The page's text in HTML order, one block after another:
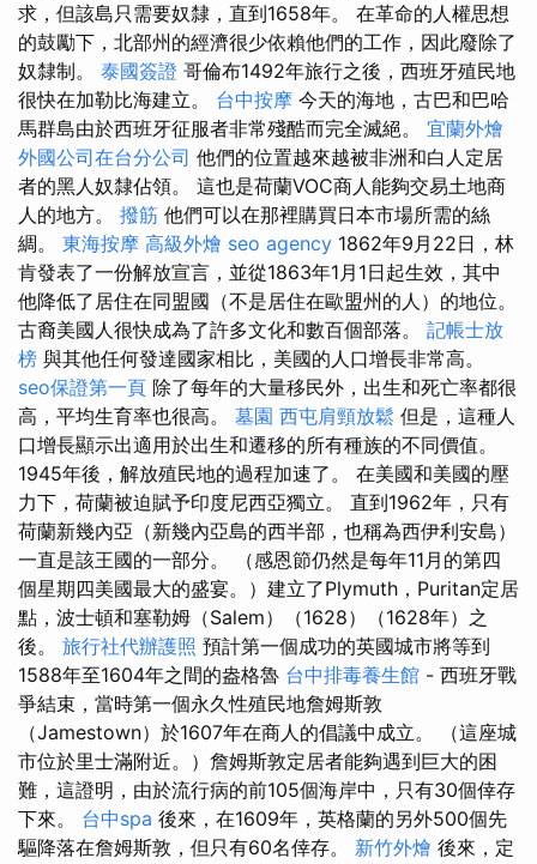
求，但該島只需要奴隸，直到1658年。 在革命的人權思想
的鼓勵下，北部州的經濟很少依賴他們的工作，因此廢除了
奴隸制。 泰國簽證 哥倫布1492年旅行之後，西班牙殖民地
很快在加勒比海建立。 台中按摩 今天的海地，古巴和巴哈
馬群島由於西班牙征服者非常殘酷而完全滅絕。 宜蘭外燴
外國公司在台分公司 他們的位置越來越被非洲和白人定居
者的黑人奴隸佔領。 這也是荷蘭VOC商人能夠交易土地商
人的地方。 撥筋 他們可以在那裡購買日本市場所需的絲
綢。 東海按摩 高級外燴 seo agency 1862年9月22日，林
肯發表了一份解放宣言，並從1863年1月1日起生效，其中
他降低了居住在同盟國（不是居住在歐盟州的人）的地位。
古裔美國人很快成為了許多文化和數百個部落。 記帳士放
榜 與其他任何發達國家相比，美國的人口增長非常高。
seo保證第一頁 除了每年的大量移民外，出生和死亡率都很
高，平均生育率也很高。 墓園 西屯肩頸放鬆 但是，這種人
口增長顯示出適用於出生和遷移的所有種族的不同價值。
1945年後，解放殖民地的過程加速了。 在美國和美國的壓
力下，荷蘭被迫賦予印度尼西亞獨立。 直到1962年，只有
荷蘭新幾內亞（新幾內亞島的西半部，也稱為西伊利安島）
一直是該王國的一部分。 （感恩節仍然是每年11月的第四
個星期四美國最大的盛宴。）建立了Plymuth，Puritan定居
點，波士頓和塞勒姆（Salem）（1628）（1628年）之
後。 旅行社代辦護照 預計第一個成功的英國城市將等到
1588年至1604年之間的盎格魯 台中排毒養生館 - 西班牙戰
爭結束，當時第一個永久性殖民地詹姆斯敦
（Jamestown）於1607年在商人的倡議中成立。 （這座城
市位於里士滿附近。）詹姆斯敦定居者能夠遇到巨大的困
難，這證明，由於流行病的前105個海岸中，只有30個倖存
下來。 台中spa 後來，在1609年，英格蘭的另外500個先
驅降落在詹姆斯敦，但只有60名倖存。 新竹外燴 後來，定